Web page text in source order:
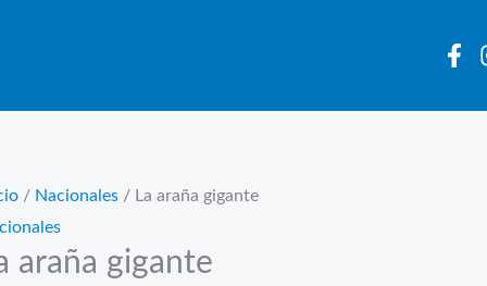
/ Nacionales/ La araña gigante
araña gigante